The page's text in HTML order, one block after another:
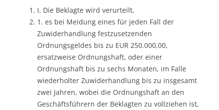
I. Die Beklagte wird verurteilt,
1. es bei Meidung eines für jeden Fall der
Zuwiderhandlung festzusetzenden
Ordnungsgeldes bis zu EUR 250.000,00,
ersatzweise Ordnungshaft, oder einer
Ordnungshaft bis zu sechs Monaten, im Falle
wiederholter Zuwiderhandlung bis zu insgesamt
zwei Jahren, wobei die Ordnungshaft an den
Geschäftsführern der Beklagten zu vollziehen ist,